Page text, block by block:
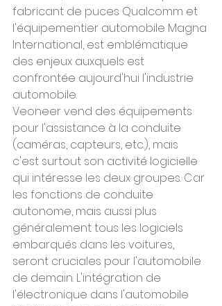
fabricant de puces Qualcomm et
l'équipementier automobile Magna
International, est emblématique
des enjeux auxquels est
confrontée aujourd'hui l'industrie
automobile.
Veoneer vend des équipements
pour l'assistance à la conduite
(caméras, capteurs, etc.), mais
c'est surtout son activité logicielle
qui intéresse les deux groupes. Car
les fonctions de conduite
autonome, mais aussi plus
généralement tous les logiciels
embarqués dans les voitures,
seront cruciales pour l'automobile
de demain. L'intégration de
l'électronique dans l'automobile